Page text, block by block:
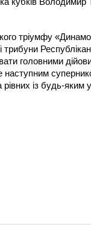
тріумфу
головними
наступним
із будь-яким